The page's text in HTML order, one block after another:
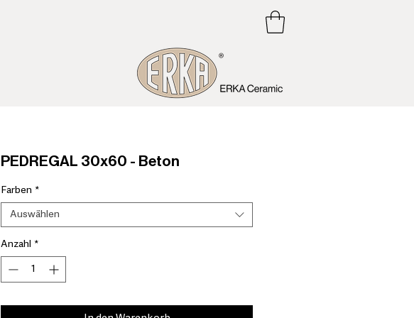
PEDREGAL 30x60 - Beton
Farben *
Auswählen
Anzahl *